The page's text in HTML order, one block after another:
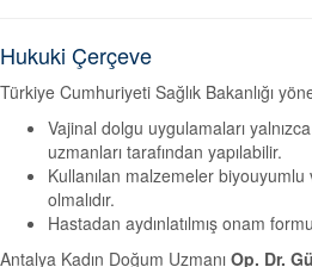
Hukuki Çerçeve
Türkiye Cumhuriyeti Sağlık Bakanlığı
Vajinal dolgu uygulamaları
uzmanları tarafından yapılabilir.
Kullanılan malzemeler biyouyumlu
olmalıdır.
Hastadan aydınlatılmış onam
Antalya Kadın Doğum Uzmanı Op. Dr.